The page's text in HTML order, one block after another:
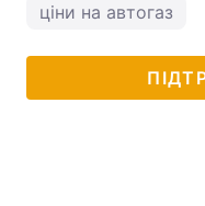
ціни на автогаз